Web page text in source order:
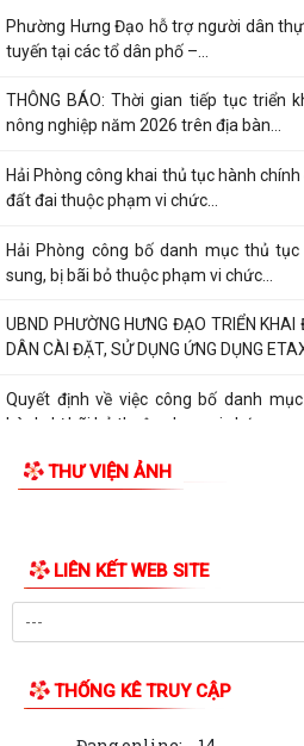
Phường Hưng Đạo hỗ trợ người dân
tuyến tại các tổ dân phố –...
THÔNG BÁO: Thời gian tiếp tục triển
nông nghiệp năm 2026 trên địa bàn...
Hải Phòng công khai thủ tục hành
đất đai thuộc phạm vi chức...
Hải Phòng công bố danh mục thủ
sung, bị bãi bỏ thuộc phạm vi chức...
UBND PHƯỜNG HƯNG ĐẠO TRIỂN
DÂN CÀI ĐẶT, SỬ DỤNG ỨNG DỤNG
Quyết định về việc công bố danh
hành, bị bãi bỏ thuộc phạm vi chức...
THƯ VIỆN ẢNH